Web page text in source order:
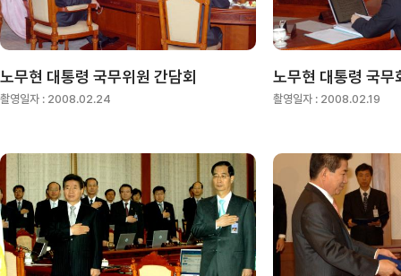
노무현 대통령 국무위원 간담회
촬영일자 : 2008.02.24
노무현 대통령 국무
촬영일자 : 2008.02.19